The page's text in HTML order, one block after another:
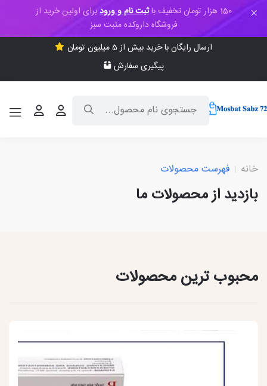
150 هزار تومان تخفیف با ثبت نام و ورودبرای اولین خرید از
فروشگاه داروکده مثبت سبز
ارسال رایگان با خرید بیش از 5 میلیون تومان
پیگیری سفارش
خانه فهرست محصولات
بازدید از محصولات ما
محبوب ترین محصولات